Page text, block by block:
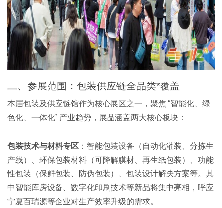
二、参展范围：包装供应链全品类*覆盖
本届包装及供应链馆作为核心展区之一，聚焦 “智能化、绿
色化、一体化” 产业趋势，展品涵盖两大核心板块：
包装技术与材料专区 ：智能包装设备（自动化灌装、分拣生
产线）、环保包装材料（可降解膜材、再生纸包装）、功能
性包装（保鲜包装、防伪包装）、包装设计解决方案等。其
中智能库房设备、数字化印刷技术等新品将集中亮相，呼应
宁夏百瑞源等企业对生产效率升级的需求。